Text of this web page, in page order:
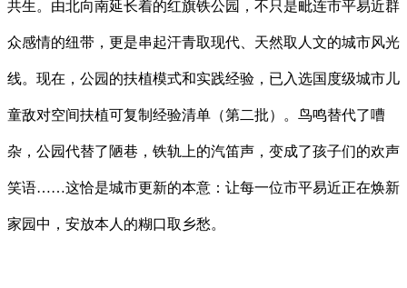
共生。由北向南延长着的红旗铁公园，不只是毗连市平易近群
众感情的纽带，更是串起汗青取现代、天然取人文的城市风光
线。现在，公园的扶植模式和实践经验，已入选国度级城市儿
童敌对空间扶植可复制经验清单（第二批）。鸟鸣替代了嘈
杂，公园代替了陋巷，铁轨上的汽笛声，变成了孩子们的欢声
笑语……这恰是城市更新的本意：让每一位市平易近正在焕新
家园中，安放本人的糊口取乡愁。